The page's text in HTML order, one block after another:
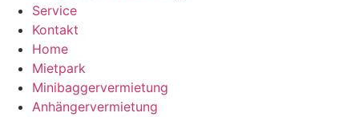
Service
Kontakt
Home
Mietpark
Minibaggervermietung
Anhängervermietung